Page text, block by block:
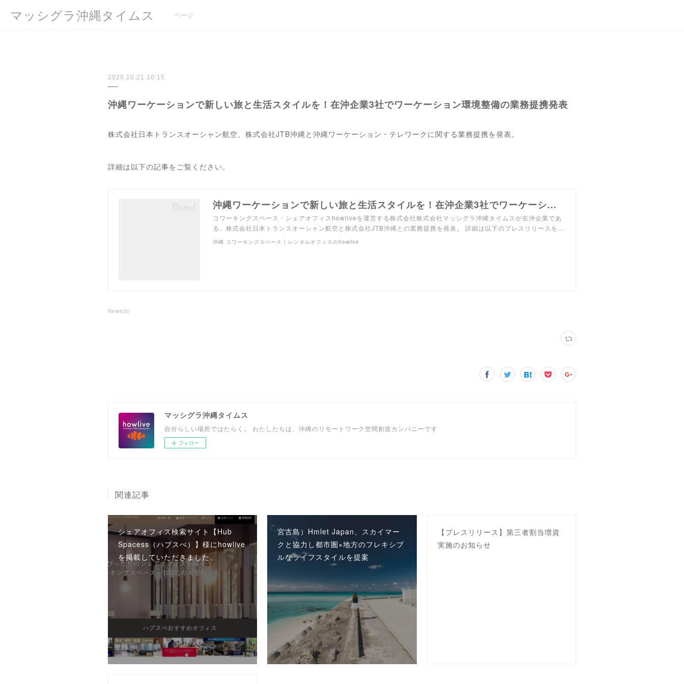
マッシグラ沖縄タイムス ページ
2020.10.21 10:15
沖縄ワーケーションで新しい旅と生活スタイルを！在沖企業3社でワーケーション環境整備の業務提携発表
株式会社日本トランスオーシャン航空、株式会社JTB沖縄と沖縄ワーケーション・テレワークに関する業務提携を発表。
詳細は以下の記事をご覧ください。
沖縄ワーケーションで新しい旅と生活スタイルを！在沖企業3社でワーケーション環境整備の業務提携発表 | | howlive
コワーキングスペース・シェアオフィスhowliveを運営する株式会社株式会社マッシグラ沖縄タイムスが在沖企業であ
る、株式会社日本トランスオーシャン航空と株式会社JTB沖縄との業務提携を発表。 詳細は以下のプレスリリースを…
沖縄 コワーキングスペース | レンタルオフィスのhowlive
News(5)
マッシグラ沖縄タイムス
自分らしい場所ではたらく。 わたしたちは、沖縄のリモートワーク空間創造カンパニーです
フォロー
関連記事
シェアオフィス検索サイト【Hub
Spacess（ハブスぺ）】様にhowlive
を掲載していただきました。
宮古島）Hmlet Japan、スカイマー
クと協力し都市圏×地方のフレキシブ
ルなライフスタイルを提案
【プレスリリース】第三者割当増資
実施のお知らせ